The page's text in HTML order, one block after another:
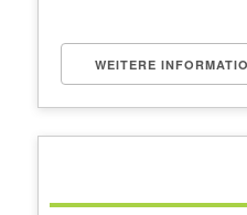
WEITERE